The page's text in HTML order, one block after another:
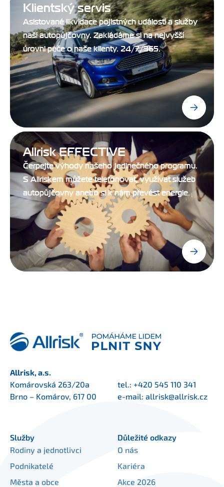
Klientský servis
Asistované likvidace pojistných událostí a služby
naší autopůjčovny. Zakládáme si na nejvyšší
úrovni péče o naše klienty. 24/7/365.
Allrisk EFFECTIVE
Čerpejte výhody našeho jedinečného programu.
S Allriskem můžete telefonovat, využívat služeb
autopůjčovny anebo si k nám převést energie.
Allrisk, a.s.
Komárovská 263/20a
Brno – Komárov, 617 00
tel.: +420 545 110 341
e-mail: allrisk@allrisk.cz
Služby
Rodiny a jednotlivci
Podnikatelé
Města a obce
Důležité odkazy
O nás
Kariéra
Akce 2026